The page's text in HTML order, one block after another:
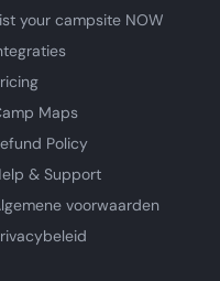
your campsite NOW
Maps
Policy
& Support
voorwaarden